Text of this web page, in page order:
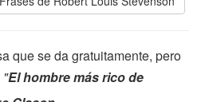
que se da gratuitamente, pero
"El hombre más rico de